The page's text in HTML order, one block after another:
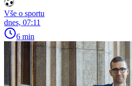
Vše o sportu
dnes, 07:11
6 min